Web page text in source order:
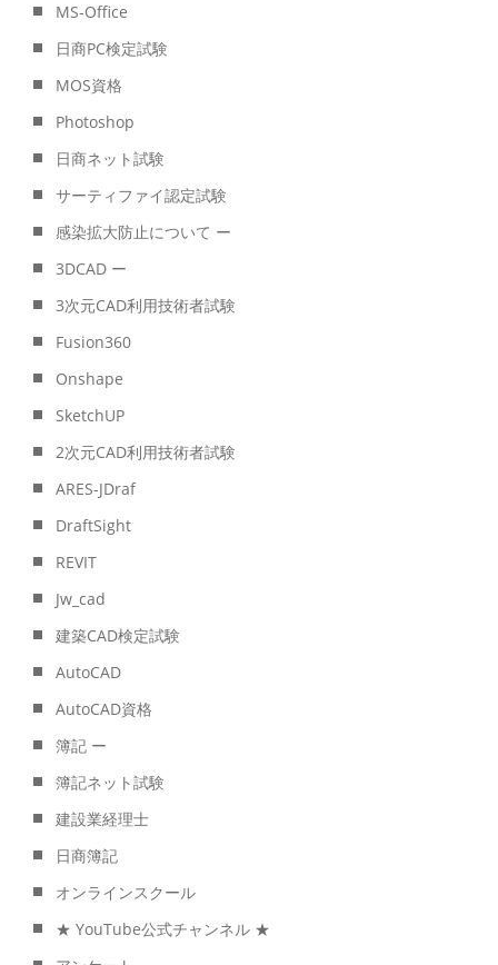
MS-Office
日商PC検定試験
MOS資格
Photoshop
日商ネット試験
サーティファイ認定試験
感染拡大防止について ー
3DCAD ー
3次元CAD利用技術者試験
Fusion360
Onshape
SketchUP
2次元CAD利用技術者試験
ARES-JDraf
DraftSight
REVIT
Jw_cad
建築CAD検定試験
AutoCAD
AutoCAD資格
簿記 ー
簿記ネット試験
建設業経理士
日商簿記
オンラインスクール
★ YouTube公式チャンネル ★